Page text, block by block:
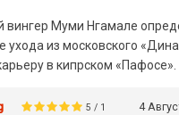
вингер Муми Нгамале
ухода из московского
в кипрском «Пафосе».
5 / 1 4